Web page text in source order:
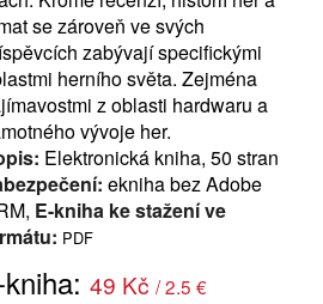
se zároveň ve svých
zabývají specifickými
herního světa. Zejména
z oblasti hardwaru a
vývoje her.
Elektronická kniha, 50 stran
ekniha bez Adobe
E-kniha ke stažení ve
PDF
49 Kč / 2.5 €